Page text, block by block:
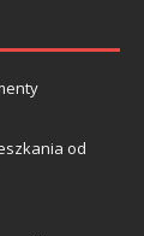
od